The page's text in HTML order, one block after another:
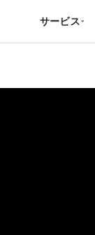
サービス ›